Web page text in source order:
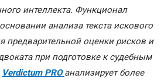
интеллекта. Функционал
анализа текста искового
предварительной оценки рисков и
при подготовке к судебным
Verdictum PROанализирует более